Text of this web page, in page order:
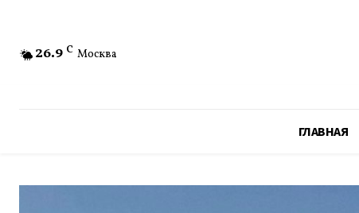
26.9 C Москва
ГЛАВНАЯ